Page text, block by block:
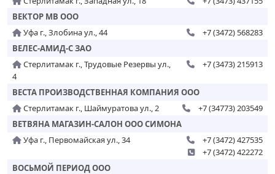
ВЕКТОР МВ ООО
Уфа г., Злобина ул., 44
+7 (3472) 568283
ВЕЛЕС-АМИД-С ЗАО
Стерлитамак г., Трудовые Резервы ул.,
4
+7 (3473) 215913
ВЕСТА ПРОИЗВОДСТВЕННАЯ КОМПАНИЯ ООО
Стерлитамак г., Шаймуратова ул., 2
+7 (34773) 203549
ВЕТВЯНА МАГАЗИН-САЛОН ООО СИМОНА
Уфа г., Первомайская ул., 34
+7 (3472) 427535
+7 (3472) 422272
ВОСЬМОЙ ПЕРИОД ООО